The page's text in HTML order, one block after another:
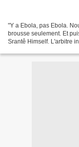
"Y a Ebola, pas Ebola.
brousse seulement. Et
Srantê Himself. L'arbitre